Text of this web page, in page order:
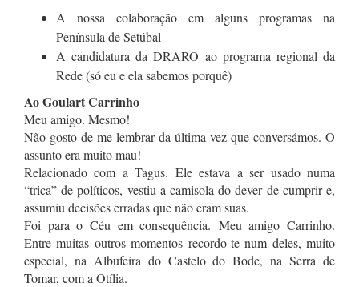
A nossa colaboração em alguns programas na
Península de Setúbal
A candidatura da DRARO ao programa regional da
Rede (só eu e ela sabemos porquê)
Ao Goulart Carrinho
Meu amigo. Mesmo!
Não gosto de me lembrar da última vez que conversámos. O
assunto era muito mau!
Relacionado com a Tagus. Ele estava a ser usado numa
“trica” de políticos, vestiu a camisola do dever de cumprir e,
assumiu decisões erradas que não eram suas.
Foi para o Céu em consequência. Meu amigo Carrinho.
Entre muitas outros momentos recordo-te num deles, muito
especial, na Albufeira do Castelo do Bode, na Serra de
Tomar, com a Otília.